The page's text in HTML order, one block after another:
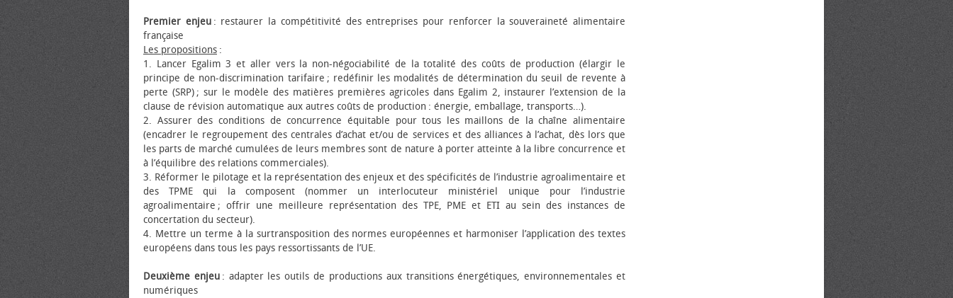
Premier enjeu : restaurer la compétitivité des entreprises pour renforcer la souveraineté alimentaire
française
Les propositions :
1. Lancer Egalim 3 et aller vers la non-négociabilité de la totalité des coûts de production (élargir le
principe de non-discrimination tarifaire ; redéfinir les modalités de détermination du seuil de revente à
perte (SRP) ; sur le modèle des matières premières agricoles dans Egalim 2, instaurer l’extension de la
clause de révision automatique aux autres coûts de production : énergie, emballage, transports…).
2. Assurer des conditions de concurrence équitable pour tous les maillons de la chaîne alimentaire
(encadrer le regroupement des centrales d’achat et/ou de services et des alliances à l’achat, dès lors que
les parts de marché cumulées de leurs membres sont de nature à porter atteinte à la libre concurrence et
à l’équilibre des relations commerciales).
3. Réformer le pilotage et la représentation des enjeux et des spécificités de l’industrie agroalimentaire et
des TPME qui la composent (nommer un interlocuteur ministériel unique pour l’industrie
agroalimentaire ; offrir une meilleure représentation des TPE, PME et ETI au sein des instances de
concertation du secteur).
4. Mettre un terme à la surtransposition des normes européennes et harmoniser l’application des textes
européens dans tous les pays ressortissants de l’UE.
Deuxième enjeu: adapter les outils de productions aux transitions énergétiques, environnementales et
numériques